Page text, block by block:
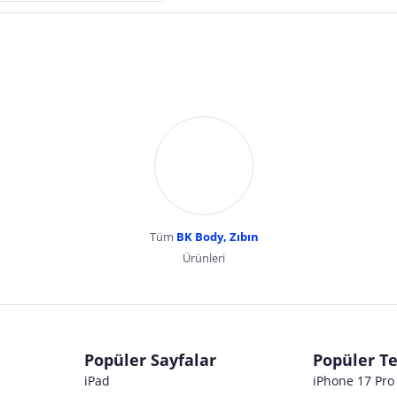
Tüm BK Body, Zıbın
Ürünleri
Popüler Sayfalar
iPad
Popüler
iPhone 17